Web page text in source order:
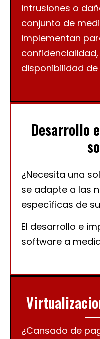
intrusiones o
conjunto de
implementan
disponibilidad
Desarrollo
¿Necesita una
se adapte a las
específicas de
El desarrollo e
software a
¿Cansado de